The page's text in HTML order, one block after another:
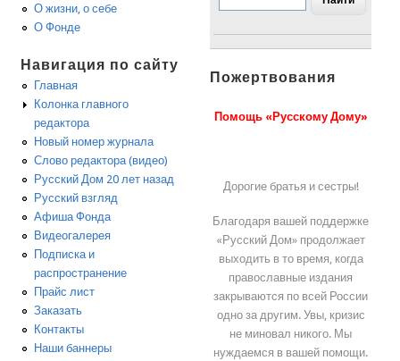
О жизни, о себе
О Фонде
Навигация по сайту
Главная
Колонка главного
редактора
Новый номер журнала
Слово редактора (видео)
Русский Дом 20 лет назад
Русский взгляд
Афиша Фонда
Видеогалерея
Подписка и
распространение
Прайс лист
Заказать
Контакты
Наши баннеры
Пожертвования
Помощь «Русскому Дому»
Дорогие братья и сестры!
Благодаря вашей поддержке
«Русский Дом» продолжает
выходить в то время, когда
православные издания
закрываются по всей России
одно за другим. Увы, кризис
не миновал никого. Мы
нуждаемся в вашей помощи.